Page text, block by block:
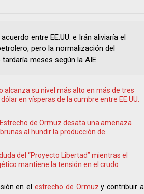
entre EE.UU. e Irán aliviaría el
pero la normalización del
meses según la AIE.
alcanza su nivel más alto en más de tres
en vísperas de la cumbre entre EE.UU.
de Ormuz desata una amenaza
al hundir la producción de
del “Proyecto Libertad” mientras el
mantiene la tensión en el crudo
en elestrecho de Ormuz y contribuir a